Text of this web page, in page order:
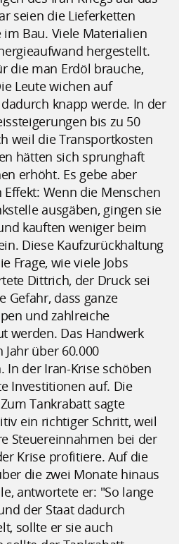
seien die Lieferketten
Bau. Viele Materialien
hergestellt.
die man Erdöl brauche,
Leute wichen auf
knapp werde. In der
bis zu 50
weil die Transportkosten
hätten sich sprunghaft
erhöht. Es gebe aber
Wenn die Menschen
ausgäben, gingen sie
kauften weniger beim
Diese Kaufzurückhaltung
Frage, wie viele Jobs
Dittrich, der Druck sei
Gefahr, dass ganze
und zahlreiche
werden. Das Handwerk
über 60.000
In der Iran-Krise schöben
Investitionen auf. Die
Tankrabatt sagte
ein richtiger Schritt, weil
Steuereinnahmen bei der
Krise profitiere. Auf die
die zwei Monate hinaus
antwortete er: "So lange
der Staat dadurch
sollte er sie auch